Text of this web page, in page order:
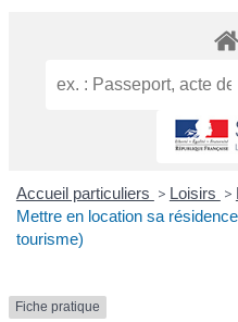
Accueil particuliers > Loisirs >
Mettre en location sa
tourisme)
Fiche pratique